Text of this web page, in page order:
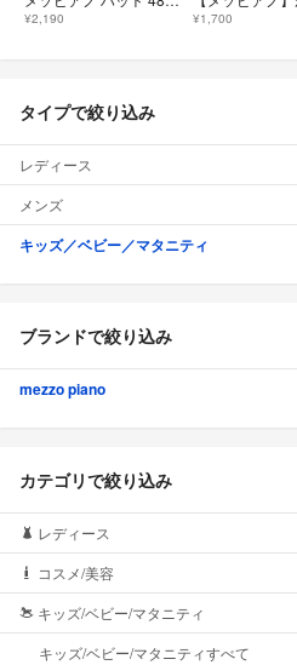
¥2,190 ¥1,700
タイプで絞り込み
レディース
メンズ
キッズ／ベビー／マタニティ
ブランドで絞り込み
mezzo piano
カテゴリで絞り込み
レディース
コスメ/美容
キッズ/ベビー/マタニティ
キッズ/ベビー/マタニティすべて